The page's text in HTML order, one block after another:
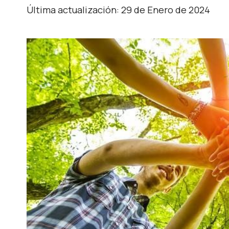
Última actualización: 29 de Enero de 2024